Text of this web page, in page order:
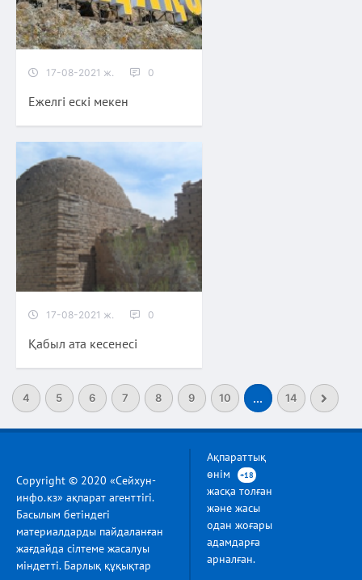
17-08-2021 ж. 0
Ежелгі ескі мекен
17-08-2021 ж. 0
Қабыл ата кесенесі
4 5 6 7 8 9 10 ... 14
Copyright © 2020 «Сейхун-
инфо.кз» ақпарат агенттігі.
Басылым бетіндегі
материалдарды пайдаланған
жағдайда сілтеме жасалуы
міндетті. Барлық құқықтар
Ақпараттық
өнім
+18
жасқа толған
және жасы
одан жоғары
адамдарға
арналған.